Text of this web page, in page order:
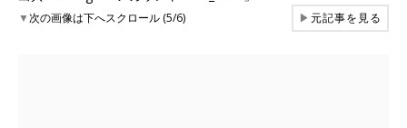
▼次の画像は下へスクロール (5/6) ▶元記事を見る